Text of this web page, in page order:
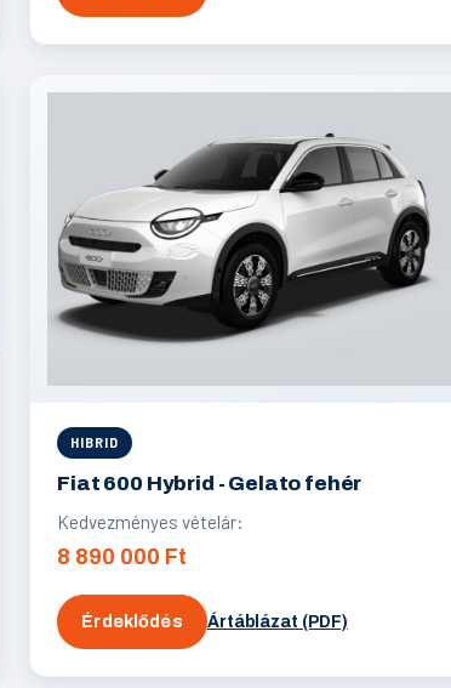
HIBRID
Fiat 600 Hybrid - Gelato fehér
Kedvezményes vételár:
8 890 000 Ft
Érdeklődés Ártáblázat (PDF)